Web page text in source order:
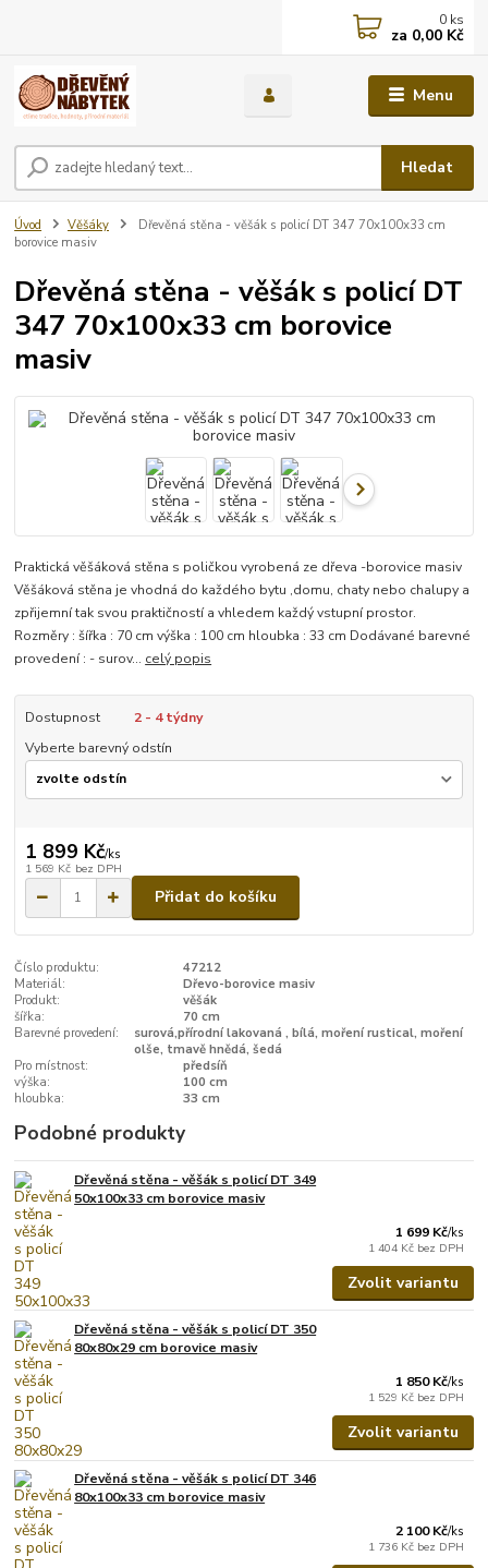
Menu
Hledat
0 ks
za 0,00 Kč
Úvod Věšáky
Dřevěná stěna - věšák s policí DT 347 70x100x33 cm
borovice masiv
Dřevěná stěna - věšák s policí DT
347 70x100x33 cm borovice
masiv
Praktická věšáková stěna s poličkou vyrobená ze dřeva -borovice masiv
Věšáková stěna je vhodná do každého bytu ,domu, chaty nebo chalupy a
zpřijemní tak svou praktičností a vhledem každý vstupní prostor.
Rozměry : šířka : 70 cm výška : 100 cm hloubka : 33 cm Dodávané barevné
provedení : - surov... celý popis
Dostupnost
2 - 4 týdny
Vyberte barevný odstín
1 899 Kč/ks
1 569 Kč bez DPH
Přidat do košíku
Číslo produktu:
47212
Materiál:
Dřevo-borovice masiv
Produkt:
věšák
šířka:
70 cm
Barevné provedení:
surová,přírodní lakovaná , bílá, moření rustical, moření
olše, tmavě hnědá, šedá
Pro místnost:
předsíň
výška:
100 cm
hloubka:
33 cm
Podobné produkty
Dřevěná stěna - věšák s policí DT 349
50x100x33 cm borovice masiv
1 699 Kč/ks
1 404 Kč bez DPH
Zvolit variantu
Dřevěná stěna - věšák s policí DT 350
80x80x29 cm borovice masiv
1 850 Kč/ks
1 529 Kč bez DPH
Zvolit variantu
Dřevěná stěna - věšák s policí DT 346
80x100x33 cm borovice masiv
2 100 Kč/ks
1 736 Kč bez DPH